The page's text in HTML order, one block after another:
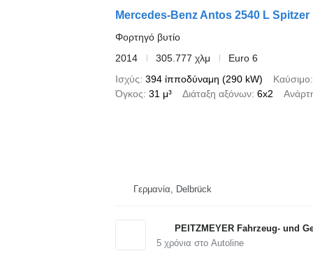
Mercedes-Benz Antos 2540 L Spitzer
Φορτηγό βυτίο
2014
305.777 χλμ
Euro 6
Ισχύς 394 ίπποδύναμη (290 kW) Καύσιμο
Όγκος 31 μ³ Διάταξη αξόνων 6x2
Γερμανία, Delbrück
PEITZMEYER Fahrzeug- und
5χρόνια στο Autoline